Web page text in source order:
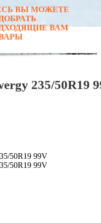
ВЫ МОЖЕТЕ
ВАМ
235/50R19